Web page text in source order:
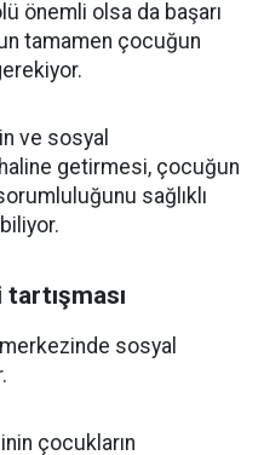
önemli olsa da başarı
tamamen çocuğun
ve sosyal
getirmesi, çocuğun
sağlıklı
merkezinde sosyal
çocukların